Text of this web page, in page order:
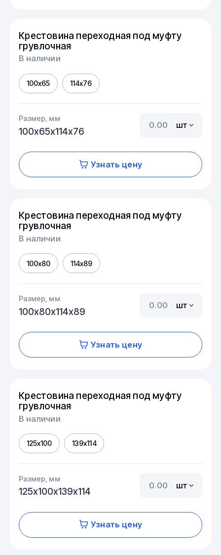
Крестовина переходная под муфту
грувлочная
В наличии
100х65 114х76
Размер, мм
100х65х114х76
шт
Узнать цену
Крестовина переходная под муфту
грувлочная
В наличии
100х80 114х89
Размер, мм
100х80х114х89
шт
Узнать цену
Крестовина переходная под муфту
грувлочная
В наличии
125х100 139х114
Размер, мм
125х100х139х114
шт
Узнать цену